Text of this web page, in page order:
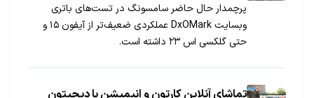
پرچمدار حال حاضر سامسونگ در تست‌های باتری
وبسایت DxOMark عملکردی ضعیف‌تر از آیفون ۱۵ و
حتی گلکسی اس ۲۳ داشته است.
تماشای آنلاین کارتون و انیمیشن با دیجیتون